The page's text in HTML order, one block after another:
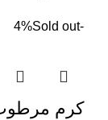
-4%
Sold out
کرم مرطوب